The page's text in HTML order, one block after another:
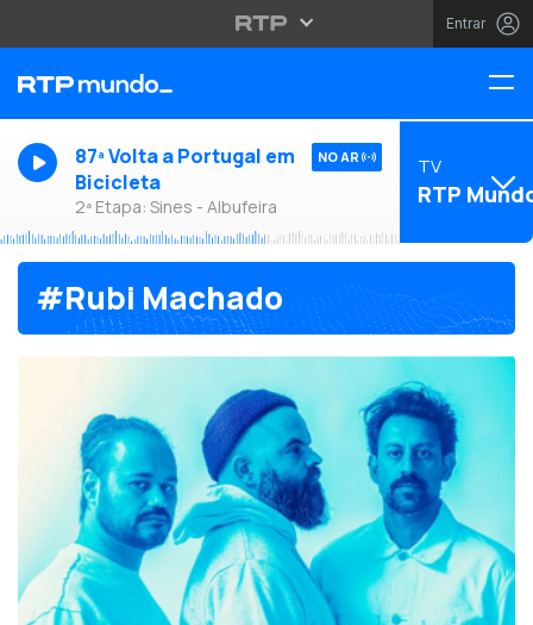
Entrar
87ª Volta a Portugal em
Bicicleta
2ª Etapa: Sines - Albufeira
NO AR TV
RTP
#Rubi Machado